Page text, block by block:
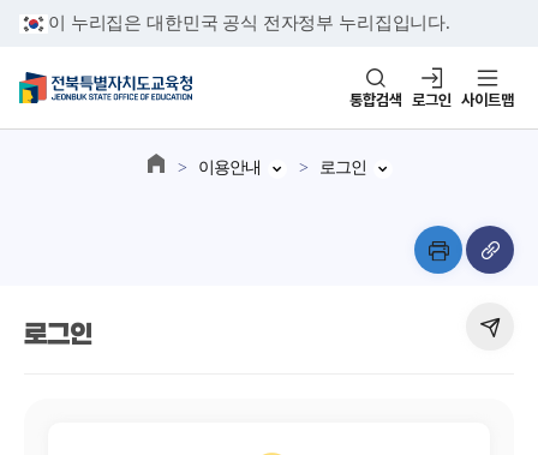
이 누리집은 대한민국 공식 전자정부 누리집입니다.
통합검색 로그인 사이트맵
이용안내 로그인
로그인